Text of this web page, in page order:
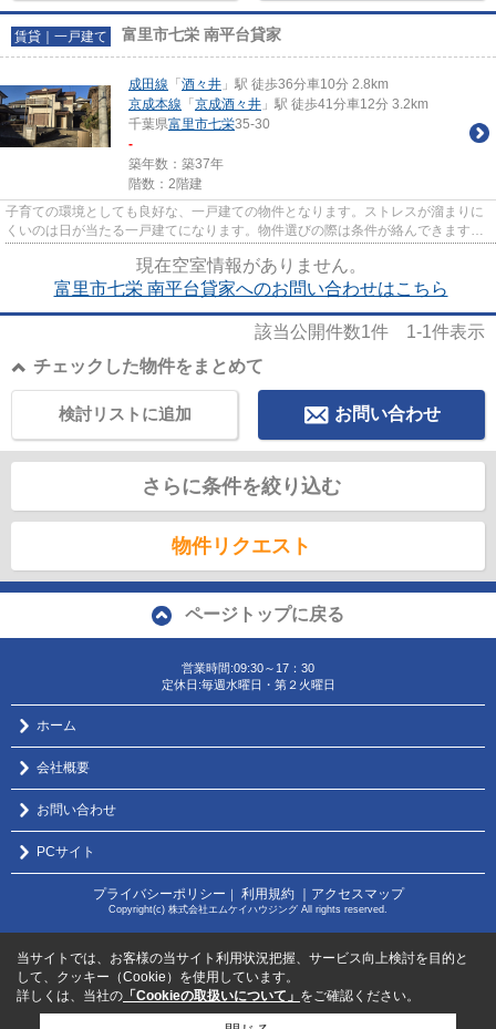
賃貸｜一戸建て 富里市七栄 南平台貸家
成田線 「 酒々井 」駅 徒歩36分車10分 2.8km
京成本線 「 京成酒々井 」駅 徒歩41分車12分 3.2km
千葉県富里市七栄35-30
-
築年数：築37年
階数：2階建
子育ての環境としても良好な、一戸建ての物件となります。ストレスが溜まりに
くいのは日が当たる一戸建てになります。物件選びの際は条件が絡んできます。
現在空室情報がありません。
富里市七栄 南平台貸家へのお問い合わせはこちら
該当公開件数1件 1-1件表示
チェックした物件をまとめて
お問い合わせ
検討リストに追加
さらに条件を絞り込む
物件リクエスト
ページトップに戻る
営業時間:09:30～17：30
定休日:毎週水曜日・第２火曜日
ホーム
会社概要
お問い合わせ
PCサイト
プライバシーポリシー ｜ 利用規約 ｜アクセスマップ
Copyright(c) 株式会社エムケイハウジング All rights reserved.
当サイトでは、お客様の当サイト利用状況把握、サービス向上検討を目的と
して、クッキー（Cookie）を使用しています。
詳しくは、当社の 「Cookieの取扱いについて」 をご確認ください。